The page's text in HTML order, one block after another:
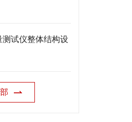
试仪整体结构设